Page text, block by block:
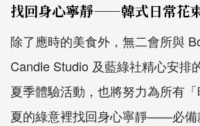
找回身心寧靜——韓式日常花
除了應時的美食外，無二會所與
Candle Studio 及藍綠社精心安排
夏季體驗活動，也將努力為所有
夏的綠意裡找回身心寧靜——必備